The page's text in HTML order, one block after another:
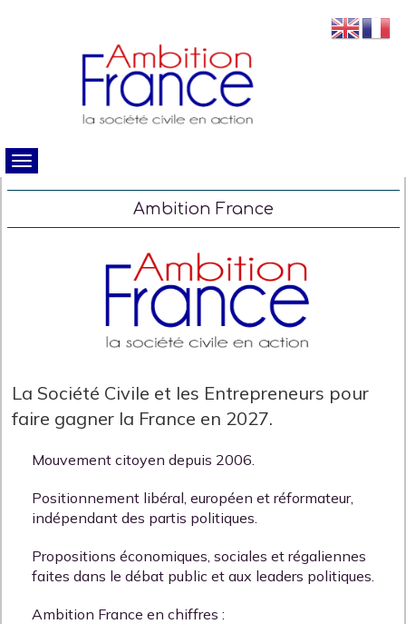
Ambition France
La Société Civile et les Entrepreneurs pour
faire gagner la France en 2027.
Mouvement citoyen depuis 2006.
Positionnement libéral, européen et réformateur,
indépendant des partis politiques.
Propositions économiques, sociales et régaliennes
faites dans le débat public et aux leaders politiques.
Ambition France en chiffres :